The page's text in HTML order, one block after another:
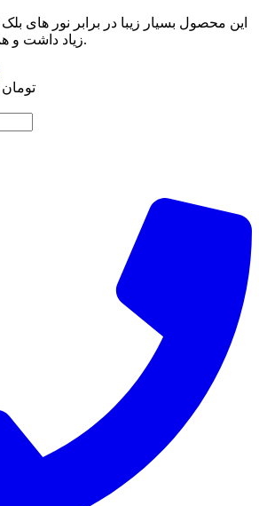
این محصول بسیار زیبا در برابر نور های
زیاد داشت و همچنین ضد آب می باشد.
100,000 تومان